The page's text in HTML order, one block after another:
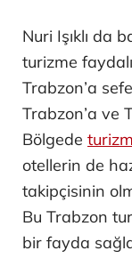
Nuri Işıklı da
turizme
Trabzon’a
Trabzon’a ve
Bölgede turizm
otellerin de
takipçisinin
Bu Trabzon
bir fayda